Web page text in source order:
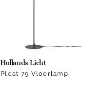
Hollands Licht
Pleat 75 Vloerlamp